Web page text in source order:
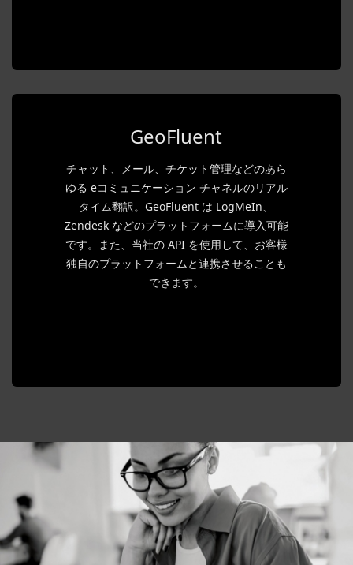
GeoFluent
チャット、メール、チケット管理などのあら
ゆる eコミュニケーション チャネルのリアル
タイム翻訳。GeoFluent は LogMeIn、
Zendesk などのプラットフォームに導入可能
です。また、当社の API を使用して、お客様
独自のプラットフォームと連携させることも
できます。